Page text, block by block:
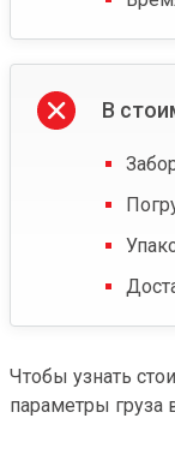
В
Чтобы узнать
параметры груза